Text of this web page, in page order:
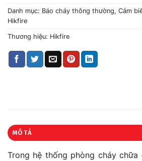
Danh mục: Báo cháy thông thường, Cảm
Hikfire
Thương hiệu: Hikfire
MÔ TẢ
Trong hệ thống phòng cháy chữa